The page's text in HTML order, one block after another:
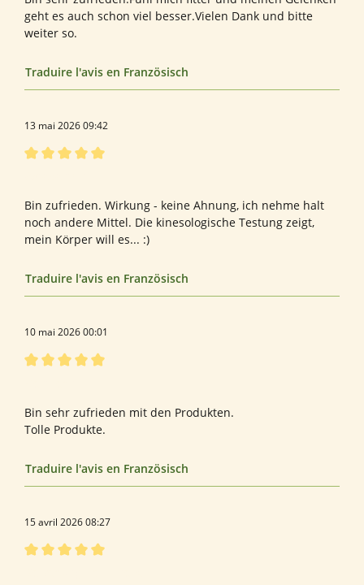
geht es auch schon viel besser.Vielen Dank und bitte
weiter so.
Traduire l'avis en Französisch
13 mai 2026 09:42
Bin zufrieden. Wirkung - keine Ahnung, ich nehme halt
noch andere Mittel. Die kinesologische Testung zeigt,
mein Körper will es... :)
Traduire l'avis en Französisch
10 mai 2026 00:01
Bin sehr zufrieden mit den Produkten.
Tolle Produkte.
Traduire l'avis en Französisch
15 avril 2026 08:27